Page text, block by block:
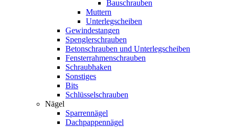
Bauschrauben
Muttern
Unterlegscheiben
Gewindestangen
Spenglerschrauben
Betonschrauben und Unterlegscheiben
Fensterrahmenschrauben
Schraubhaken
Sonstiges
Bits
Schlüsselschrauben
Nägel
Sparrennägel
Dachpappennägel